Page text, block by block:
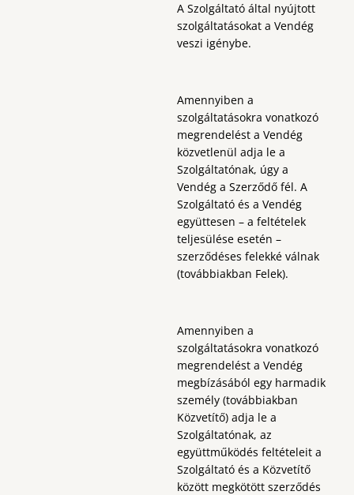
A Szolgáltató által nyújtott
szolgáltatásokat a Vendég
veszi igénybe.
Amennyiben a
szolgáltatásokra vonatkozó
megrendelést a Vendég
közvetlenül adja le a
Szolgáltatónak, úgy a
Vendég a Szerződő fél. A
Szolgáltató és a Vendég
együttesen – a feltételek
teljesülése esetén –
szerződéses felekké válnak
(továbbiakban Felek).
Amennyiben a
szolgáltatásokra vonatkozó
megrendelést a Vendég
megbízásából egy harmadik
személy (továbbiakban
Közvetítő) adja le a
Szolgáltatónak, az
együttműködés feltételeit a
Szolgáltató és a Közvetítő
között megkötött szerződés